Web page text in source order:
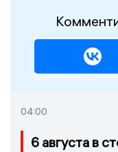
04:00
6 августа в